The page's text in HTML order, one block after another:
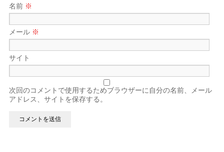
名前 ※
メール ※
サイト
次回のコメントで使用するためブラウザーに自分の名前、メール
アドレス、サイトを保存する。